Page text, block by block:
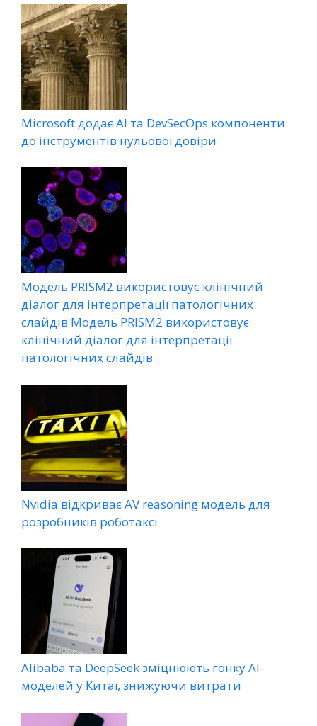
Microsoft додає AI та DevSecOps компоненти
до інструментів нульової довіри
Модель PRISM2 використовує клінічний
діалог для інтерпретації патологічних
слайдів Модель PRISM2 використовує
клінічний діалог для інтерпретації
патологічних слайдів
Nvidia відкриває AV reasoning модель для
розробників роботаксі
Alibaba та DeepSeek зміцнюють гонку AI-
моделей у Китаї, знижуючи витрати